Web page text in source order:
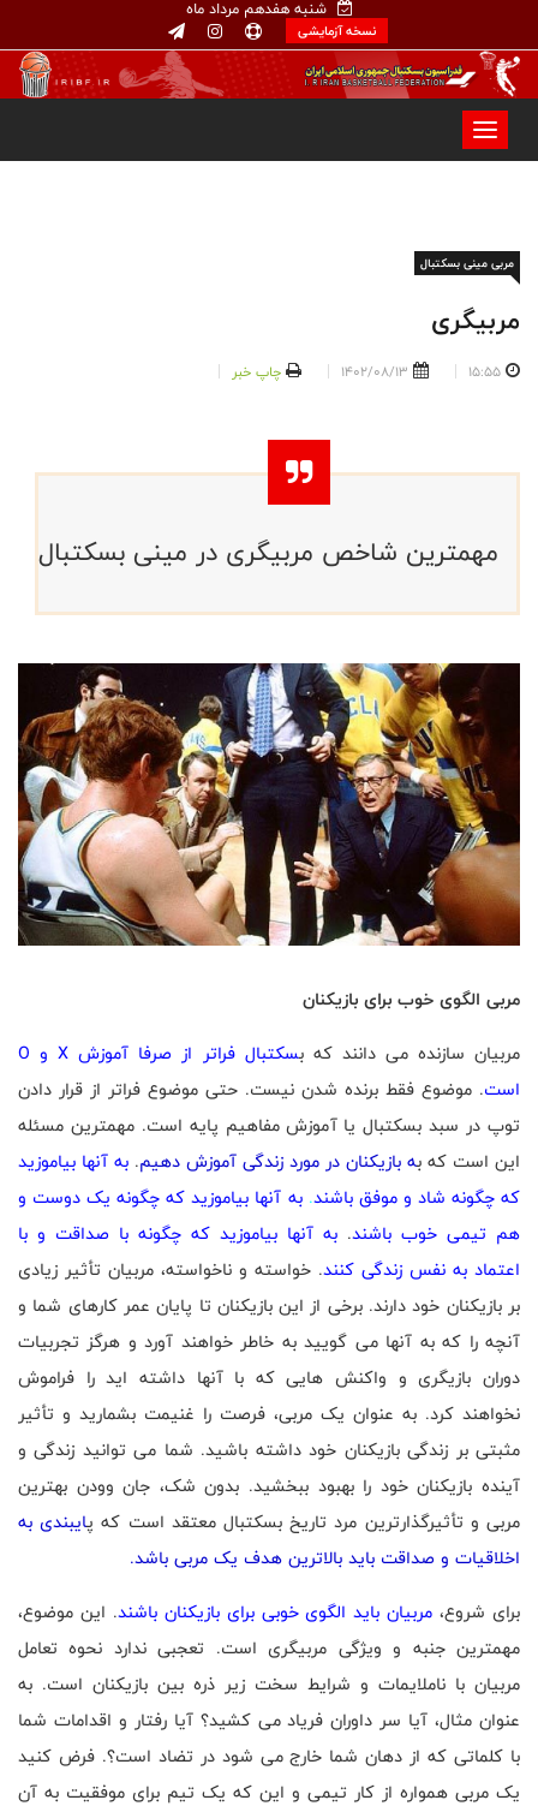
شنبه هفدهم مرداد ماه
نسخه آزمایشی
مربی مینی بسکتبال
مربیگری
15:55
1402/08/13 چاپ خبر
مهمترین شاخص مربیگری در مینی بسکتبال
مربی الگوی خوب برای بازیکنان
مربیان سازنده می دانند که بسکتبال فراتر از صرفا آموزش Xو O
است. موضوع فقط برنده شدن نیست. حتی موضوع فراتر از قرار دادن
توپ در سبد بسکتبال یا آموزش مفاهیم پایه است. مهمترین مسئله
این است که به بازیکنان در مورد زندگی آموزش دهیم. به آنها بیاموزید
که چگونه شاد و موفق باشند. به آنها بیاموزید که چگونه یک دوست و
هم تیمی خوب باشند. به آنها بیاموزید که چگونه با صداقت و با
اعتماد به نفس زندگی کنند. خواسته و ناخواسته، مربیان تأثیر زیادی
بر بازیکنان خود دارند. برخی از این بازیکنان تا پایان عمر کارهای شما و
آنچه را که به آنها می گویید به خاطر خواهند آورد و هرگز تجربیات
دوران بازیگری و واکنش هایی که با آنها داشته اید را فراموش
نخواهند کرد. به عنوان یک مربی، فرصت را غنیمت بشمارید و تأثیر
مثبتی بر زندگی بازیکنان خود داشته باشید. شما می توانید زندگی و
آینده بازیکنان خود را بهبود ببخشید. بدون شک، جان وودن بهترین
مربی و تأثیرگذارترین مرد تاریخ بسکتبال معتقد است که پایبندی به
اخلاقیات و صداقت باید بالاترین هدف یک مربی باشد.
برای شروع، مربیان باید الگوی خوبی برای بازیکنان باشند. این موضوع،
مهمترین جنبه و ویژگی مربیگری است. تعجبی ندارد نحوه تعامل
مربیان با ناملایمات و شرایط سخت زیر ذره بین بازیکنان است. به
عنوان مثال، آیا سر داوران فریاد می کشید؟ آیا رفتار و اقدامات شما
با کلماتی که از دهان شما خارج می شود در تضاد است؟. فرض کنید
یک مربی همواره از کار تیمی و این که یک تیم برای موفقیت به آن